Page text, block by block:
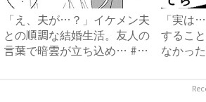
「え、夫が…？」イケメン夫
との順調な結婚生活。友人の
言葉で暗雲が立ち込め… #
「実は
するこ
なかっ